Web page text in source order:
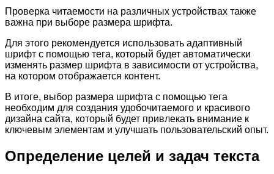
Проверка читаемости на различных устройствах также
важна при выборе размера шрифта.
Для этого рекомендуется использовать адаптивный
шрифт с помощью тега, который будет автоматически
изменять размер шрифта в зависимости от устройства,
на котором отображается контент.
В итоге, выбор размера шрифта с помощью тега
необходим для создания удобочитаемого и красивого
дизайна сайта, который будет привлекать внимание к
ключевым элементам и улучшать пользовательский опыт.
Определение целей и задач текста